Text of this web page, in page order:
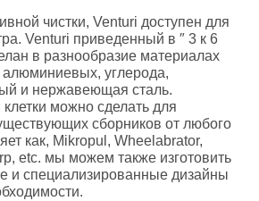
чистки, Venturi доступен для
Venturi приведенный в ″ 3 к 6
в разнообразие материалах
алюминиевых, углерода,
и нержавеющая сталь.
можно сделать для
сборников от любого
как, Mikropul, Wheelabrator,
etc. мы можем также изготовить
и специализированные дизайны